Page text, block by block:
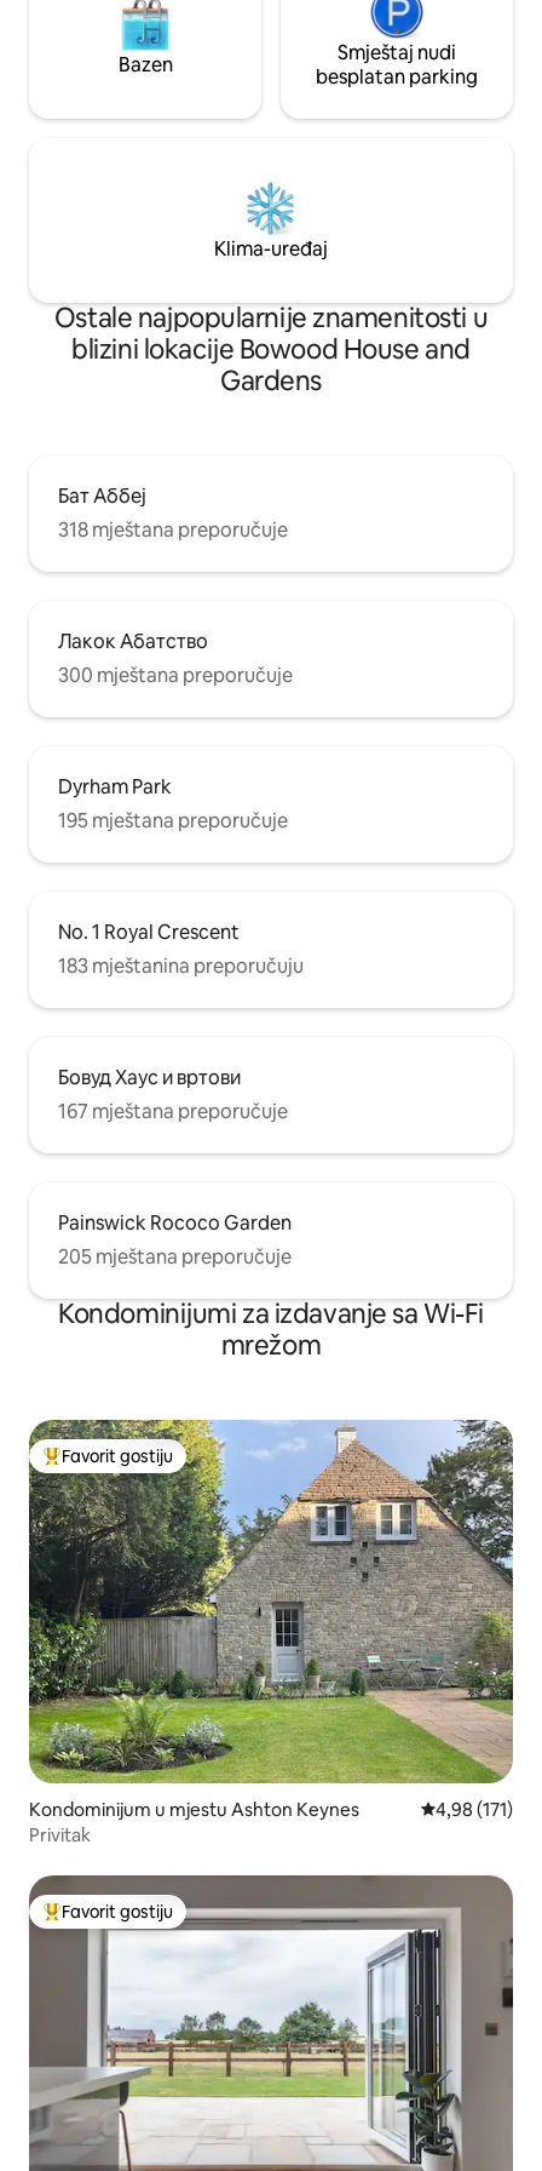
Bazen
Smještaj nudi
besplatan parking
Klima-uređaj
Ostale najpopularnije znamenitosti u
blizini lokacije Bowood House and
Gardens
Бат Аббеј
318 mještana preporučuje
Лакок Абатство
300 mještana preporučuje
Dyrham Park
195 mještana preporučuje
No. 1 Royal Crescent
183 mještanina preporučuju
Бовуд Хаус и вртови
167 mještana preporučuje
Painswick Rococo Garden
205 mještana preporučuje
Kondominijumi za izdavanje sa Wi-Fi
mrežom
Glavni favorit gostiju
Favorit gostiju
Kondominijum u mjestu Ashton Keynes prosječna
4,98 (171)
Privitak
Glavni favorit gostiju
Favorit gostiju